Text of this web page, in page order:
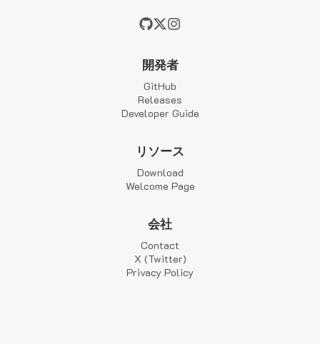
開発者
GitHub
Releases
Developer Guide
リソース
Download
Welcome Page
会社
Contact
X (Twitter)
Privacy Policy